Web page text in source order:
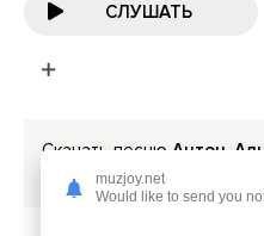
СЛУШАТЬ
Скачать песню Антон,
слушать бесплатно
muzjoy.net
Would like to send you